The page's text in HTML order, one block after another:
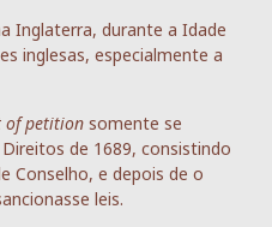
Inglaterra, durante a Idade
inglesas, especialmente a
of petition somente se
de 1689, consistindo
Conselho, e depois de o
leis.